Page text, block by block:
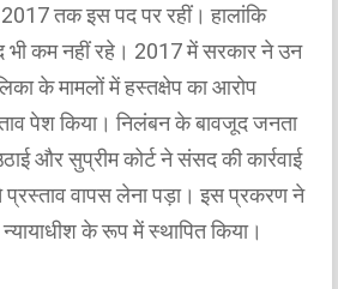
तक इस पद पर रहीं। हालांकि
भी कम नहीं रहे। 2017 में सरकार ने उन
के मामलों में हस्तक्षेप का आरोप
पेश किया। निलंबन के बावजूद जनता
और सुप्रीम कोर्ट ने संसद की कार्रवाई
वापस लेना पड़ा। इस प्रकरण ने
के रूप में स्थापित किया।